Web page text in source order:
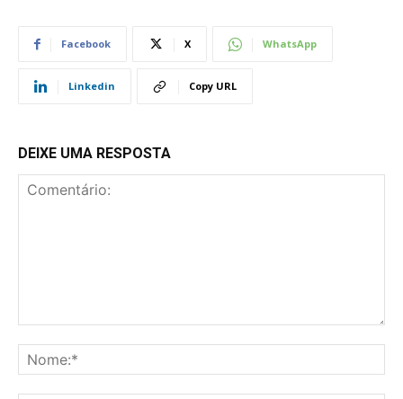
Facebook X WhatsApp
Linkedin Copy URL
DEIXE UMA RESPOSTA